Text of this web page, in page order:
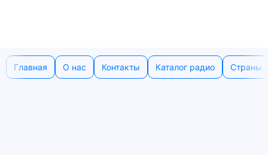
Главная О нас Контакты Каталог радио Страны